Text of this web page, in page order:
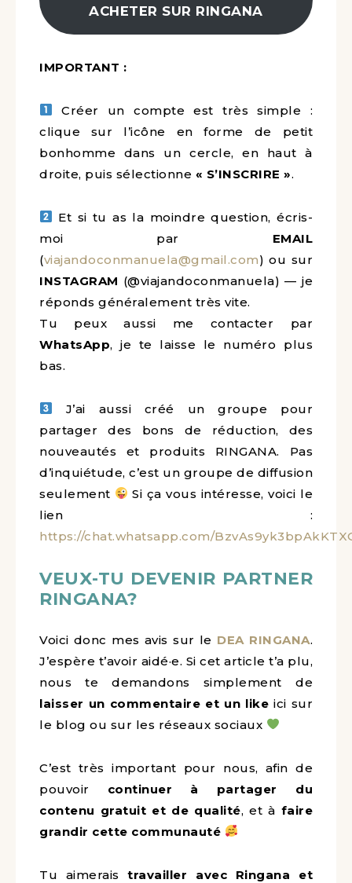
ACHETER SUR RINGANA
IMPORTANT :
Créer un compte est très simple :
clique sur l’icône en forme de petit
bonhomme dans un cercle, en haut à
droite, puis sélectionne « S’INSCRIRE ».
Et si tu as la moindre question, écris-
moi par EMAIL
(viajandoconmanuela@gmail.com) ou sur
INSTAGRAM (@viajandoconmanuela) — je
réponds généralement très vite.
Tu peux aussi me contacter par
WhatsApp, je te laisse le numéro plus
bas.
J’ai aussi créé un groupe pour
partager des bons de réduction, des
nouveautés et produits RINGANA. Pas
d’inquiétude, c’est un groupe de diffusion
seulement
Si ça vous intéresse, voici le
lien :
https://chat.whatsapp.com/
VEUX-TU DEVENIR PARTNER
RINGANA?
Voici donc mes avis sur le DEA RINGANA.
J’espère t’avoir aidé·e. Si cet article t’a plu,
nous te demandons simplement de
laisser un commentaire et un like ici sur
le blog ou sur les réseaux sociaux
C’est très important pour nous, afin de
pouvoir continuer à partager du
contenu gratuit et de qualité, et à faire
grandir cette communauté
Tu aimeraistravailler avec Ringana et